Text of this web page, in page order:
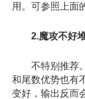
用。可参照上面
2.魔攻不好
不特别推荐。
和尾数优势也有
变好，输出反而